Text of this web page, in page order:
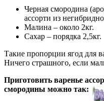
Черная смородина
ассорти из
Малина – около 2кг.
Сахар – порядка 2,5кг.
Такие пропорции ягод для
Ничего страшного, если
Приготовить варенье
смородины можно так: